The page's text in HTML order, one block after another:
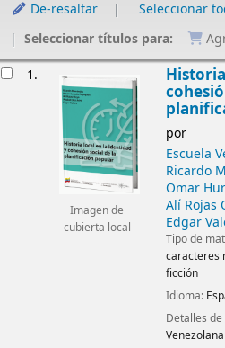
De-resaltar Seleccionar
Seleccionar títulos para:
1.
Imagen de
cubierta local
por
Escuela
Ricardo
Omar
Alí Rojas
Edgar
Tipo de
caracteres
ficción
Idioma:
Detalles